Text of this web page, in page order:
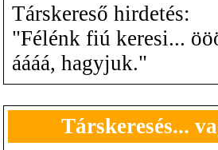
Társkereső hirdetés:
"Félénk fiú keresi...
áááá, hagyjuk."
Társkeresés...